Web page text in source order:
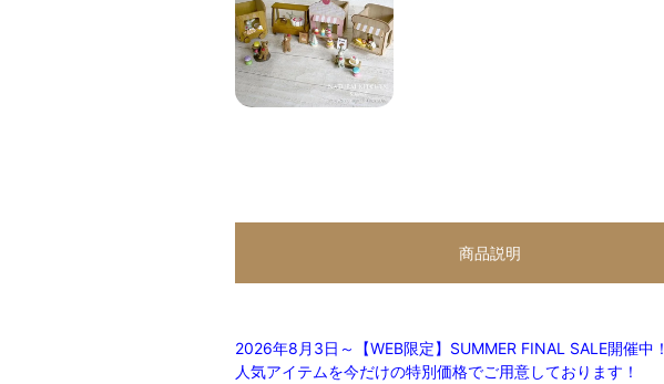
商品説明
2026年8月3日～【WEB限定】SUMMER FINAL SALE開催中！
人気アイテムを今だけの特別価格でご用意しております！